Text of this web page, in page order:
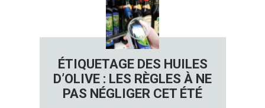
ÉTIQUETAGE DES HUILES
D’OLIVE : LES RÈGLES À NE
PAS NÉGLIGER CET ÉTÉ